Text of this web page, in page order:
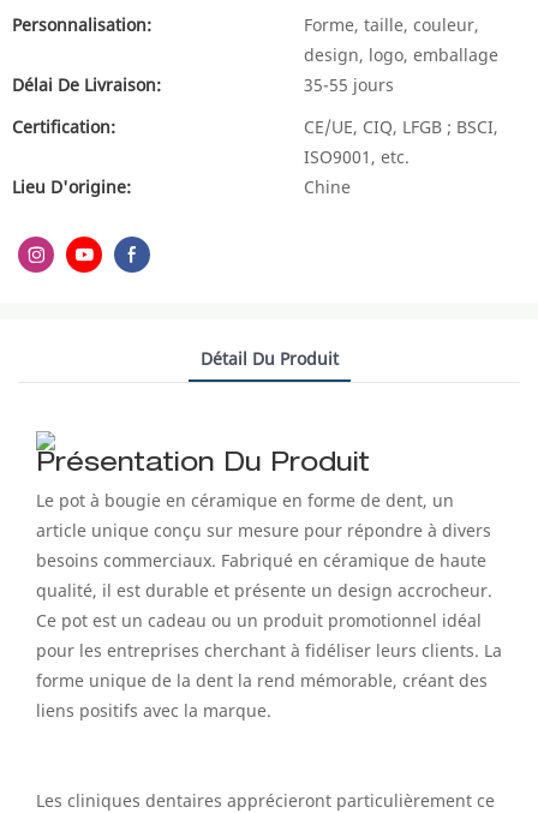
Personnalisation:
Forme, taille, couleur,
design, logo, emballage
Délai De Livraison:
35-55 jours
Certification:
CE/UE, CIQ, LFGB ; BSCI,
ISO9001, etc.
Lieu D'origine:
Chine
Détail Du Produit
Présentation Du Produit
Le pot à bougie en céramique en forme de dent, un
article unique conçu sur mesure pour répondre à divers
besoins commerciaux. Fabriqué en céramique de haute
qualité, il est durable et présente un design accrocheur.
Ce pot est un cadeau ou un produit promotionnel idéal
pour les entreprises cherchant à fidéliser leurs clients. La
forme unique de la dent la rend mémorable, créant des
liens positifs avec la marque.
Les cliniques dentaires apprécieront particulièrement ce